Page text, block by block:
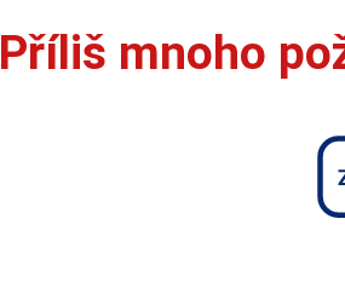
Příliš mnoho